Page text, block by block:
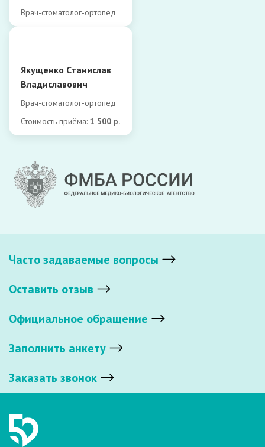
Врач-стоматолог-ортопед
Якущенко Станислав
Владиславович
Врач-стоматолог-ортопед
Стоимость приёма: 1 500 р.
Часто задаваемые вопросы
Оставить отзыв
Официальное обращение
Заполнить анкету
Заказать звонок